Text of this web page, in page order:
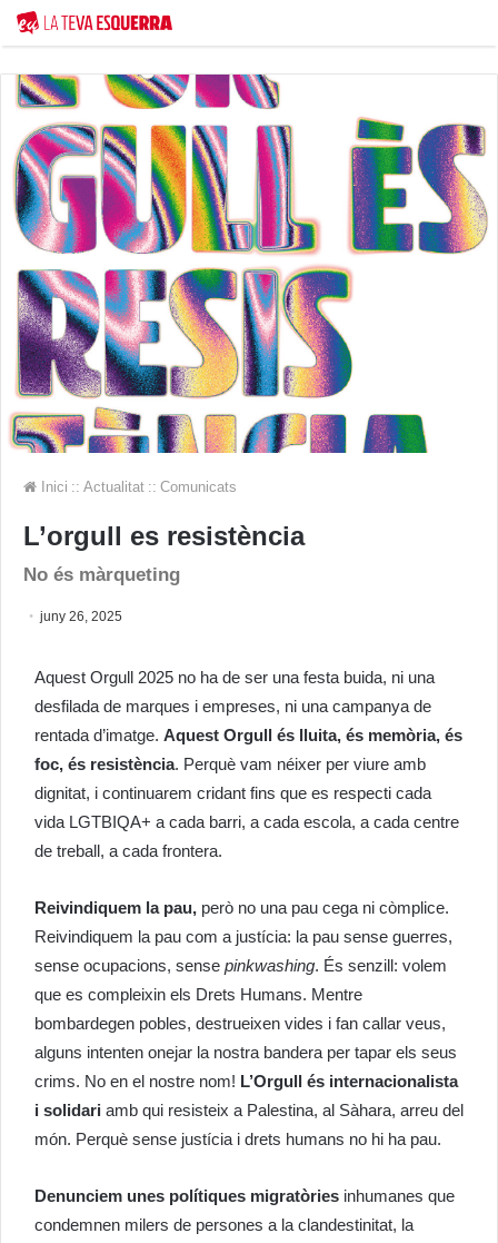
Inici :: Actualitat :: Comunicats
L’orgull es resistència
No és màrqueting
juny 26, 2025
Aquest Orgull 2025 no ha de ser una festa buida, ni una
desfilada de marques i empreses, ni una campanya de
rentada d’imatge. Aquest Orgull és lluita, és memòria, és
foc, és resistència. Perquè vam néixer per viure amb
dignitat, i continuarem cridant fins que es respecti cada
vida LGTBIQA+ a cada barri, a cada escola, a cada centre
de treball, a cada frontera.
Reivindiquem la pau, però no una pau cega ni còmplice.
Reivindiquem la pau com a justícia: la pau sense guerres,
sense ocupacions, sense pinkwashing. És senzill: volem
que es compleixin els Drets Humans. Mentre
bombardegen pobles, destrueixen vides i fan callar veus,
alguns intenten onejar la nostra bandera per tapar els seus
crims. No en el nostre nom! L’Orgull és internacionalista
i solidari amb qui resisteix a Palestina, al Sàhara, arreu del
món. Perquè sense justícia i drets humans no hi ha pau.
Denunciem unes polítiques migratòries inhumanes que
condemnen milers de persones a la clandestinitat, la